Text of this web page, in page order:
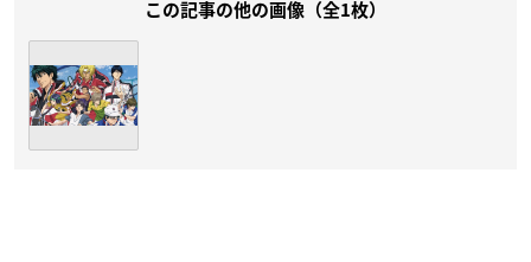
この記事の他の画像（全1枚）